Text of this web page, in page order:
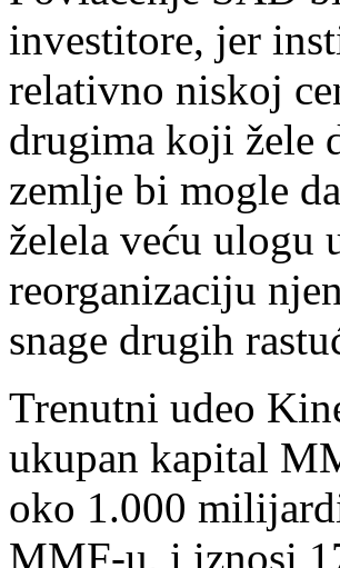
investitore, jer
relativno niskoj
drugima koji žele
zemlje bi mogle
želela veću ulogu
reorganizaciju
snage drugih
Trenutni udeo
ukupan kapital
oko 1.000
MMF-u, i iznosi